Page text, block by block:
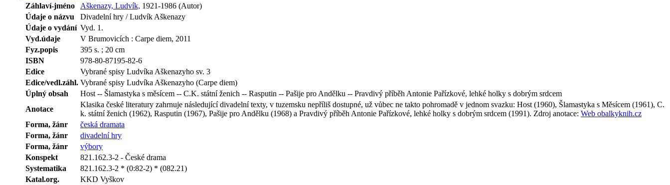
Záhlaví-jméno
Aškenazy, Ludvík, 1921-1986 (Autor)
Údaje o názvu
Divadelní hry / Ludvík Aškenazy
Údaje o vydání Vyd. 1.
Vyd.údaje
V Brumovicích : Carpe diem, 2011
Fyz.popis
395 s. ; 20 cm
ISBN
978-80-87195-82-6
Edice
Vybrané spisy Ludvíka Aškenazyho sv. 3
Edice/vedl.záhl. Vybrané spisy Ludvíka Aškenazyho (Carpe diem)
Úplný obsah
Host -- Šlamastyka s měsícem -- C.K. státní ženich -- Rasputin -- Pašije pro Andělku -- Pravdivý příběh Antonie Pařízkové, lehké holky s dobrým srdcem
Anotace
Klasika české literatury zahrnuje následující divadelní texty, v tuzemsku nepříliš dostupné, už vůbec ne takto pohromadě v jednom svazku: Host (1960), Šlamastyka s Měsícem (1961), C.
k. státní ženich (1962), Rasputin (1967), Pašije pro Andělku (1968) a Pravdivý příběh Antonie Pařízkové, lehké holky s dobrým srdcem (1991). Zdroj anotace: Web obalkyknih.cz
Forma, žánr
česká dramata
Forma, žánr
divadelní hry
Forma, žánr
výbory
Konspekt
821.162.3-2 - České drama
Systematika
821.162.3-2 * (0:82-2) * (082.21)
Katal.org.
KKD Vyškov